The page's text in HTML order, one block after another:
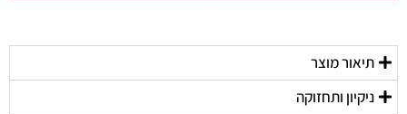
תיאור מוצר
ניקיון ותחזוקה